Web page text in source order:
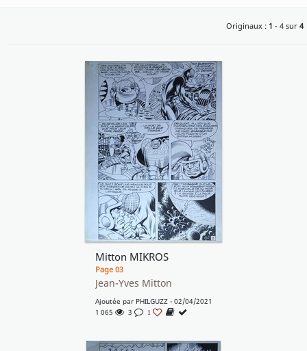
Originaux : 1 - 4 sur 4
Mitton MIKROS
Page 03
Jean-Yves Mitton
Ajoutée par PHILGUZZ- 02/04/2021
1 065
3 1